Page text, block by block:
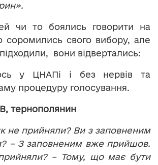
чи то боялись говорити на
соромились свого вибору, але
вони відвертались:
у ЦНАПі і без нервів та
процедуру голосування.
тернополянин
не прийняли? Ви з заповненим
– З заповненим вже прийшов.
– Тому, що має бути